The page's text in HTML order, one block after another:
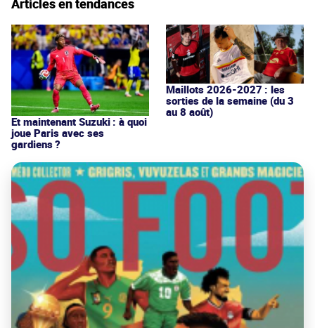
Articles en tendances
Et maintenant Suzuki : à quoi
joue Paris avec ses
gardiens ?
Maillots 2026-2027 : les
sorties de la semaine (du 3
au 8 août)